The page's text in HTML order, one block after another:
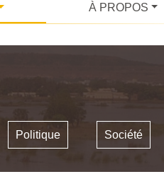
À PROPOS
Politique Société